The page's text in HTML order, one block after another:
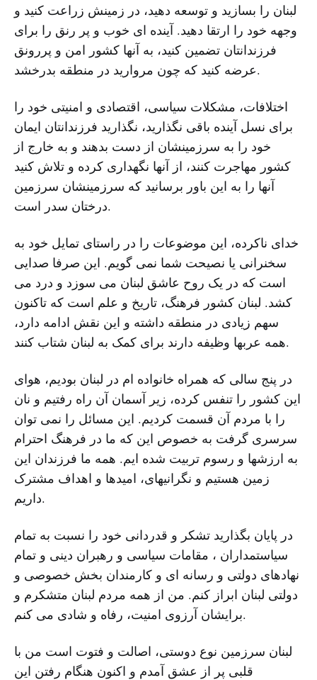
لبنان را بسازید و توسعه دهید، در زمینش زراعت کنید و
وجهه خود را ارتقا دهید. آینده ای خوب و پر رنق را برای
فرزندانتان تضمین کنید، به آنها کشور امن و پررونق
عرضه کنید که چون مروارید در منطقه بدرخشد.
اختلافات، مشکلات سیاسی، اقتصادی و امنیتی خود را
برای نسل آینده باقی نگذارید، نگذارید فرزندانتان ایمان
خود را به سرزمینشان از دست بدهند و به خارج از
کشور مهاجرت کنند، از آنها نگهداری کرده و تلاش کنید
آنها را به این باور برسانید که سرزمینشان سرزمین
درختان سدر است.
خدای ناکرده، این موضوعات را در راستای تمایل خود به
سخنرانی یا نصیحت شما نمی گویم. این صرفا صدایی
است که در یک روح عاشق لبنان می سوزد و درد می
کشد. لبنان کشور فرهنگ، تاریخ و علم است که تاکنون
سهم زیادی در منطقه داشته و این نقش ادامه دارد،
همه عربها وظیفه دارند برای کمک به لبنان شتاب کنند.
در پنج سالی که همراه خانواده ام در لبنان بودیم، هوای
این کشور را تنفس کرده، زیر آسمان آن راه رفتیم و نان
را با مردم آن قسمت کردیم. این مسائل را نمی توان
سرسری گرفت به خصوص این که ما در فرهنگ احترام
به ارزشها و رسوم تربیت شده ایم. همه ما فرزندان این
زمین هستیم و نگرانیهای، امیدها و اهداف مشترک
داریم.
در پایان بگذارید تشکر و قدردانی خود را نسبت به تمام
سیاستمداران ، مقامات سیاسی و رهبران دینی و تمام
نهادهای دولتی و رسانه ای و کارمندان بخش خصوصی و
دولتی لبنان ابراز کنم. من از همه مردم لبنان متشکرم و
برایشان آرزوی امنیت، رفاه و شادی می کنم.
لبنان سرزمین نوع دوستی، اصالت و فتوت است من با
قلبی پر از عشق آمدم و اکنون هنگام رفتن این